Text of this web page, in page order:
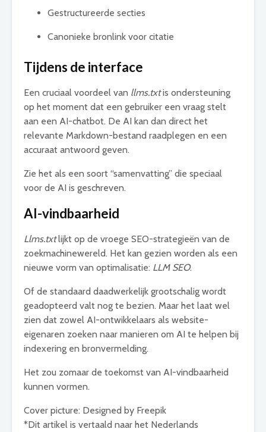
Gestructureerde secties
Canonieke bronlink voor citatie
Tijdens de interface
Een cruciaal voordeel van llms.txtis ondersteuning
op het moment dat een gebruiker een vraag stelt
aan een AI-chatbot. De AI kan dan direct het
relevante Markdown-bestand raadplegen en een
accuraat antwoord geven.
Zie het als een soort “samenvatting” die speciaal
voor de AI is geschreven.
AI-vindbaarheid
Llms.txtlijkt op de vroege SEO-strategieën van de
zoekmachinewereld. Het kan gezien worden als een
nieuwe vorm van optimalisatie: LLM SEO.
Of de standaard daadwerkelijk grootschalig wordt
geadopteerd valt nog te bezien. Maar het laat wel
zien dat zowel AI-ontwikkelaars als website-
eigenaren zoeken naar manieren om AI te helpen bij
indexering en bronvermelding.
Het zou zomaar de toekomst van AI-vindbaarheid
kunnen vormen.
Cover picture: Designed by Freepik
*Dit artikel is vertaald naar het Nederlands